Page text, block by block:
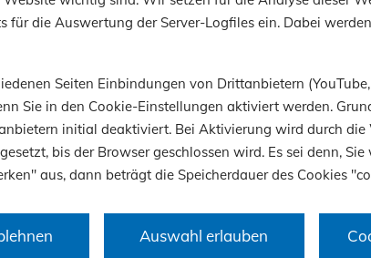
für die Auswertung der Server-Logfiles ein. Dabei
Seiten Einbindungen von Drittanbietern
Sie in den Cookie-Einstellungen aktiviert werden.
initial deaktiviert. Bei Aktivierung wird durch die
bis der Browser geschlossen wird. Es sei denn,
aus, dann beträgt die Speicherdauer des Cookies
Auswahl erlauben
für die Zeit nach der aktiven
die Bauwirtschaft. Die abc Bau M-V
Bau GmbH, unterstützt durch den
Vorpommern e.V., standen Rede und
Ausbildung, Umschulung und
oder gezielte Weiterbildung –